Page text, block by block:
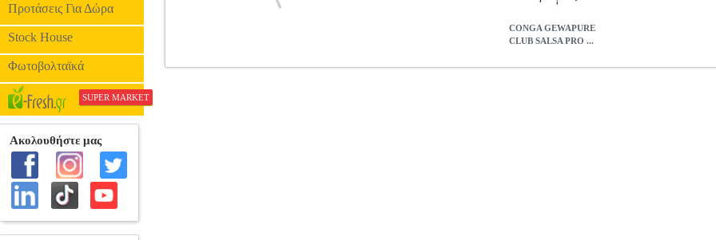
Προτάσεις Για Δώρα
Stock House
Φωτοβολταϊκά
SUPER MARKET
CONGA GEWAPURE
CLUB SALSA PRO ...
ποιότητας • Γυαλιστερό φινίρισμα • Συμπεριλαμβάνεται μονή βάση conga • Ύψος: 28 • Κατασκευάζεται στην